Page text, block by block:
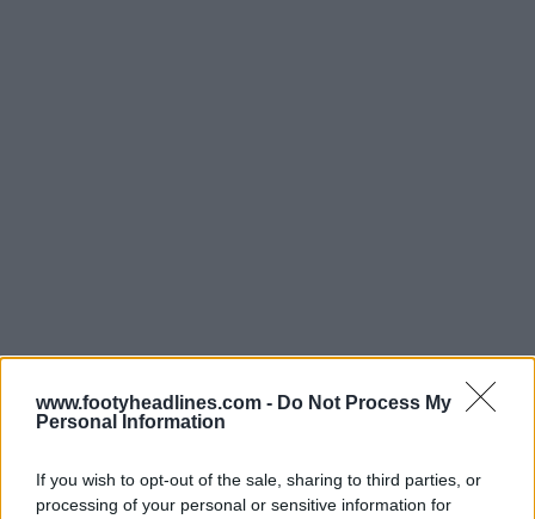
www.footyheadlines.com - Do Not Process My
Personal Information
If you wish to opt-out of the sale, sharing to third parties, or
processing of your personal or sensitive information for
capable de gérer l'énorme demande logistique d'une
équipe nationale de football, ce qui est bien plus